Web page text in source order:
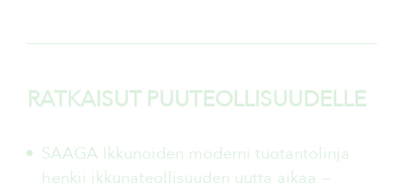
RATKAISUT PUUTEOLLISUUDELLE
SAAGA Ikkunoiden moderni tuotantolinja
henkii ikkunateollisuuden uutta aikaa —